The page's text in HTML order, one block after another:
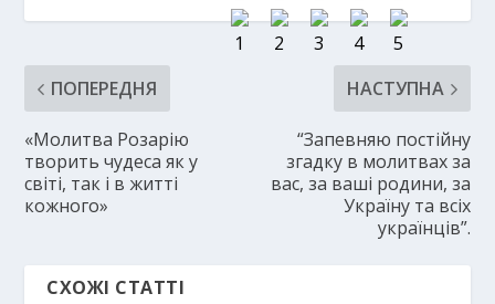
ПОПЕРЕДНЯ
«Молитва Розарію
творить чудеса як у
світі, так і в житті
кожного»
НАСТУПНА
“Запевняю постійну
згадку в молитвах за
вас, за ваші родини, за
Україну та всіх
українців”.
СХОЖІ СТАТТІ